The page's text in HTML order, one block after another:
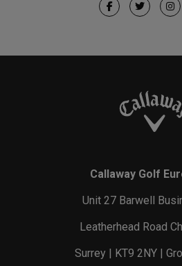
Callaway Golf
Unit 27 Barwell
Leatherhead Road
Surrey | KT9 2NY |